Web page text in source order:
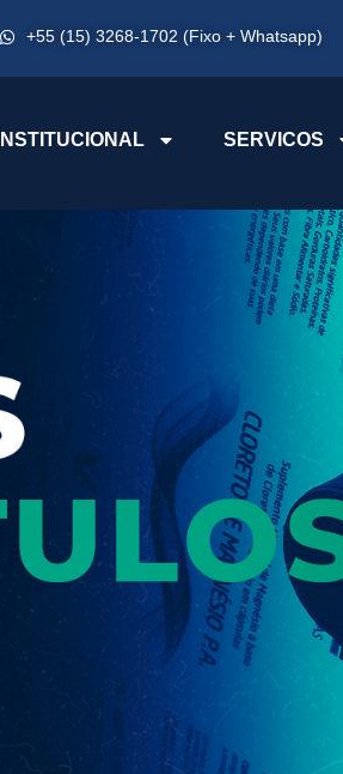
+55 (15) 3268-1702 (Fixo + Whatsapp)
INSTITUCIONAL SERVICOS